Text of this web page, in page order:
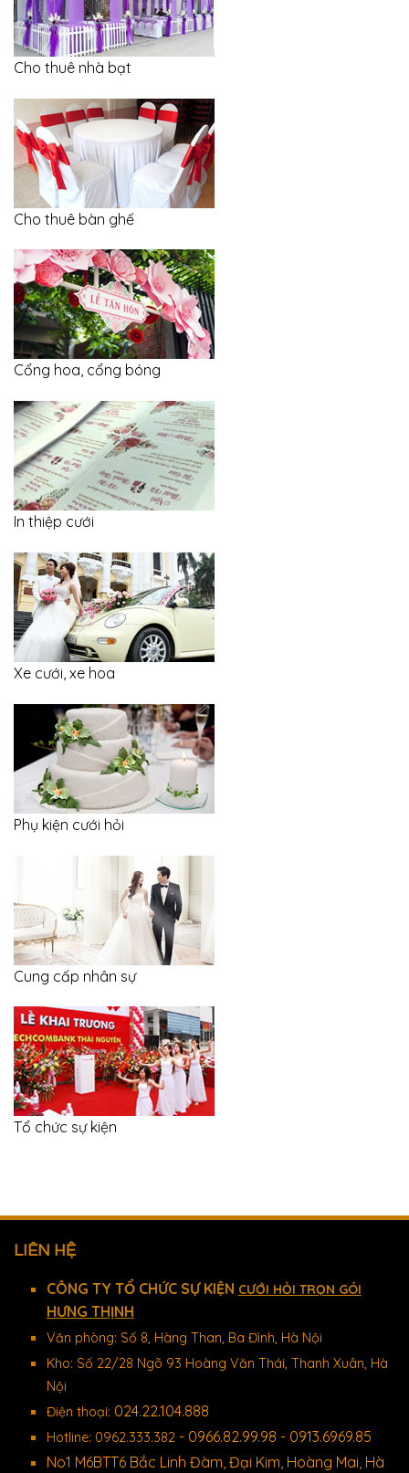
Cho thuê nhà bạt
Cho thuê bàn ghế
Cổng hoa, cổng bóng
In thiệp cưới
Xe cưới, xe hoa
Phụ kiện cưới hỏi
Cung cấp nhân sự
Tổ chức sự kiện
LIÊN HỆ
CÔNG TY TỔ CHỨC SỰ KIỆN CƯỚI HỎI TRỌN GÓI
HƯNG THỊNH
Văn phòng: Số 8, Hàng Than, Ba Đình, Hà Nội
Kho: Số 22/28 Ngõ 93 Hoàng Văn Thái, Thanh Xuân, Hà
Nội
Điện thoại: 024.22.104.888
Hotline: 0962.333.382 - 0966.82.99.98 - 0913.6969.85
No1 M6BTT6 Bắc Linh Đàm, Đại Kim, Hoàng Mai, Hà